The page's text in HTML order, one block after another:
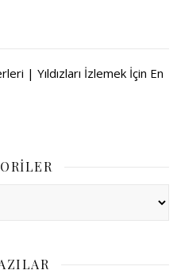
| Yıldızları İzlemek İçin En